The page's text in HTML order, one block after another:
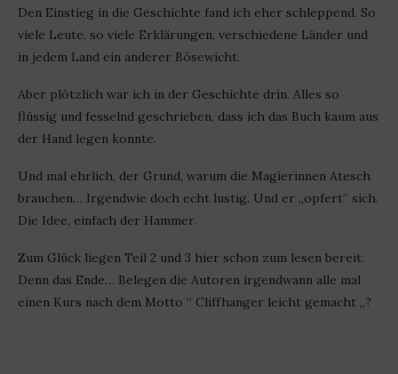
Den Einstieg in die Geschichte fand ich eher schleppend. So
viele Leute, so viele Erklärungen, verschiedene Länder und
in jedem Land ein anderer Bösewicht.
Aber plötzlich war ich in der Geschichte drin. Alles so
flüssig und fesselnd geschrieben, dass ich das Buch kaum aus
der Hand legen konnte.
Und mal ehrlich, der Grund, warum die Magierinnen Atesch
brauchen… Irgendwie doch echt lustig. Und er „opfert“ sich.
Die Idee, einfach der Hammer.
Zum Glück liegen Teil 2 und 3 hier schon zum lesen bereit.
Denn das Ende… Belegen die Autoren irgendwann alle mal
einen Kurs nach dem Motto “ Cliffhanger leicht gemacht „?